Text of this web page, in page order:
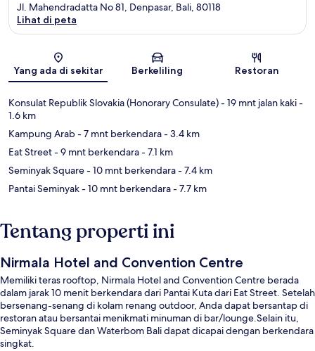
Peta
Jl. Mahendradatta No 81, Denpasar, Bali, 80118
Lihat di peta
Yang ada di sekitar Berkeliling Restoran
Konsulat Republik Slovakia (Honorary Consulate)- 19 mnt jalan kaki-
1.6 km
Kampung Arab- 7 mnt berkendara- 3.4 km
Eat Street- 9 mnt berkendara- 7.1 km
Seminyak Square- 10 mnt berkendara- 7.4 km
Pantai Seminyak- 10 mnt berkendara- 7.7 km
Tentang properti ini
Nirmala Hotel and Convention Centre
Memiliki teras rooftop, Nirmala Hotel and Convention Centre berada
dalam jarak 10 menit berkendara dari Pantai Kuta dari Eat Street. Setelah
bersenang-senang di kolam renang outdoor, Anda dapat bersantap di
restoran atau bersantai menikmati minuman di bar/lounge.Selain itu,
Seminyak Square dan Waterbom Bali dapat dicapai dengan berkendara
singkat.